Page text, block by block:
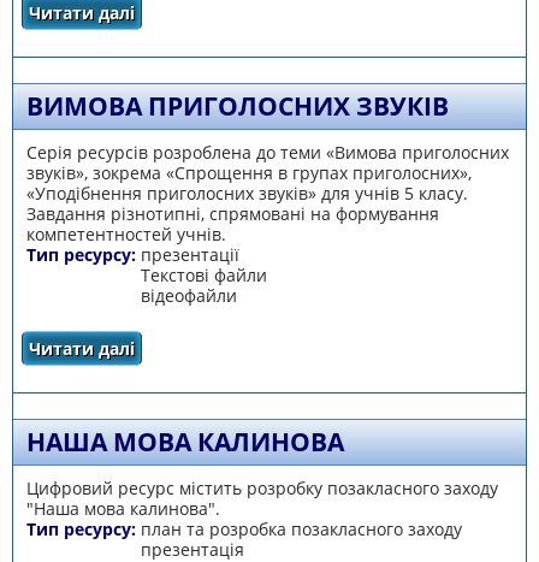
Читати даліпро Пряма мова. Діалог
ВИМОВА ПРИГОЛОСНИХ ЗВУКІВ
Серія ресурсів розроблена до теми «Вимова приголосних
звуків», зокрема «Спрощення в групах приголосних»,
«Уподібнення приголосних звуків» для учнів 5 класу.
Завдання різнотипні, спрямовані на формування
компетентностей учнів.
Тип ресурсу: презентації
Текстові файли
відеофайли
Читати даліпро Вимова приголосних звуків
НАША МОВА КАЛИНОВА
Цифровий ресурс містить розробку позакласного заходу
"Наша мова калинова".
Тип ресурсу: план та розробка позакласного заходу
презентація